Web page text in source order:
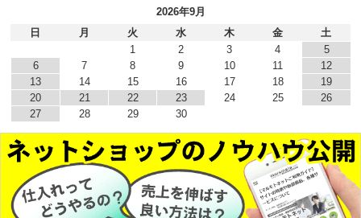
2026年9月
日
月 火 水 木 金
土
1
2 3 4
5
6
7 8 9 10 11
12
13
14 15 16 17 18
19
20
21 22 23 24 25
26
27
28 29 30